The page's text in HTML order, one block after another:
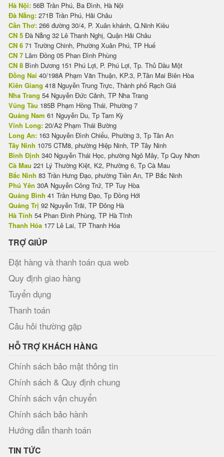
Hà Nội: 56B Trần Phú, Ba Đình, Hà Nội
Đà Nẵng: 271B Trần Phú, Hải Châu
Cần Thơ: 266 đường 30/4, P. Xuân khánh, Q.Ninh Kiều
CN 5 Đà Nẵng 32 Lê Thanh Nghị, Quận Hải Châu
CN 6 71 Trường Chinh, Phường Xuân Phú, TP Huế
CN 7 Lâm Đồng 05 Phan Đình Phùng
CN 8 Bình Dương 151 Phú Lợi, P. Phú Lợi, Tp. Thủ Dầu Một
Đồng Nai 40/198A Phạm Văn Thuận, KP.3, P.Tân Mai Biên Hòa
Kiên Giang 418 Nguyễn Trung Trực, Thành phố Rạch Giá
Nha Trang 54 Nguyễn Đức Cảnh, TP Nha Trang
Vũng Tàu 185B Phạm Hồng Thái, Phường 7
Quảng Nam 61 Nguyễn Du, Tp Tam Kỳ
Vĩnh Long: 20/A2 Phạm Thái Bường
Long An: 163 Nguyễn Đình Chiểu, Phường 3, Tp Tân An
Tây Ninh 1075 CTM8, phường Hiệp Ninh, TP Tây Ninh
Bình Định 340 Nguyễn Thái Học, phường Ngô Mây, Tp Quy Nhơn
Cà Mau 221 Lý Thường Kiệt, K2, Phường 6, Tp Cà Mau
Bắc Ninh 83 Trần Hưng Đạo, phường Tiền An, TP Bắc Ninh
Phú Yên 30A Nguyễn Công Trứ, TP Tuy Hòa
Quảng Bình 41 Trần Hưng Đạo, Tp Đồng Hới
Quảng Trị 92 Nguyễn Trãi, TP Đông Hà
Hà Tĩnh 54 Phan Đình Phùng, TP Hà Tĩnh
Thanh Hóa 177 Lê Lai, TP Thanh Hóa
TRỢ GIÚP
Đặt hàng và thanh toán qua web
Quy định giao hàng
Tuyển dụng
Thanh toán
Câu hỏi thường gặp
HỖ TRỢ KHÁCH HÀNG
Chính sách bảo mật thông tin
Chính sách & Quy định chung
Chính sách vận chuyển
Chính sách bảo hành
Hướng dẫn thanh toán
TIN TỨC